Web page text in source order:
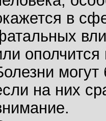
в
ополчится
на них